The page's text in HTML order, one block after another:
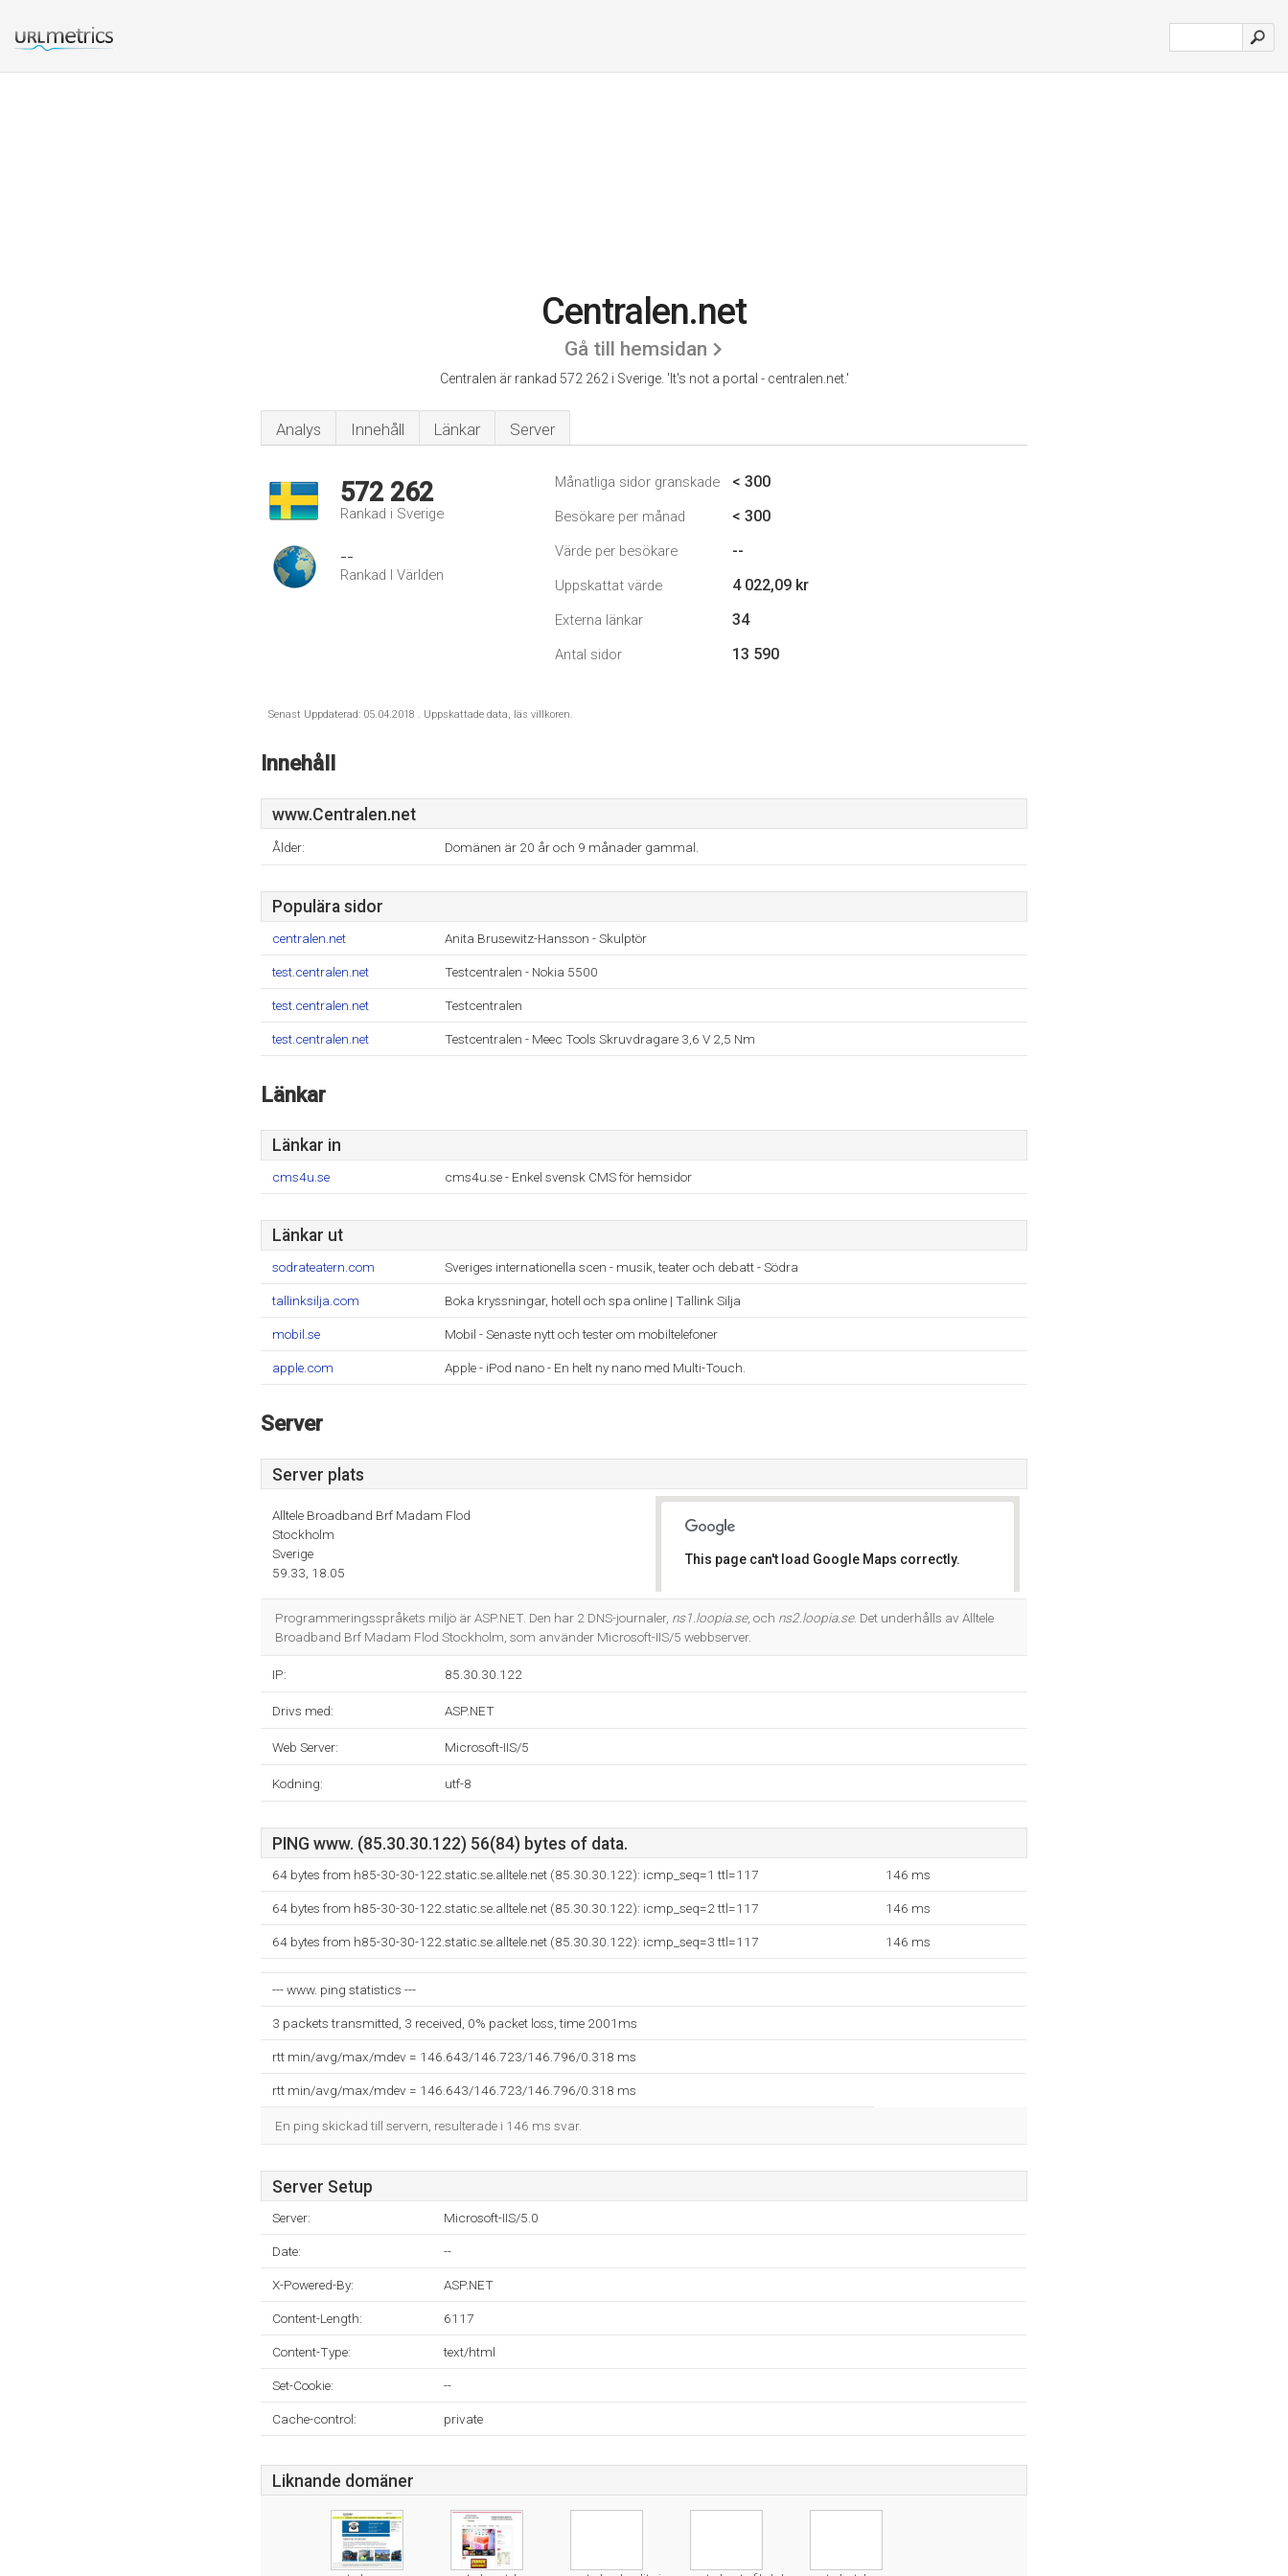
Centralen.net
Gå till hemsidan
Centralen är rankad 572 262 i Sverige. 'It's not a portal - centralen.net.'
Analys Innehåll Länkar Server
572 262
Rankad i Sverige
--
Rankad I Världen
Månatliga sidor granskade < 300
Besökare per månad < 300
Värde per besökare --
Uppskattat värde 4 022,09 kr
Externa länkar 34
Antal sidor 13 590
Senast Uppdaterad: 05.04.2018 . Uppskattade data, läs villkoren.
Innehåll
www.Centralen.net
Ålder: Domänen är 20 år och 9 månader gammal.
Populära sidor
centralen.net Anita Brusewitz-Hansson - Skulptör
test.centralen.net Testcentralen - Nokia 5500
test.centralen.net Testcentralen
test.centralen.net Testcentralen - Meec Tools Skruvdragare 3,6 V 2,5 Nm
Länkar
Länkar in
cms4u.se cms4u.se - Enkel svensk CMS för hemsidor
Länkar ut
sodrateatern.com Sveriges internationella scen - musik, teater och debatt - Södra
tallinksilja.com Boka kryssningar, hotell och spa online | Tallink Silja
mobil.se Mobil - Senaste nytt och tester om mobiltelefoner
apple.com Apple - iPod nano - En helt ny nano med Multi-Touch.
Server
Server plats
Alltele Broadband Brf Madam Flod
Stockholm
Sverige
59.33, 18.05
This page can't load Google Maps correctly.
Programmeringsspråkets miljö är ASP.NET. Den har 2 DNS-journaler, ns1.loopia.se, och ns2.loopia.se. Det underhålls av Alltele
Broadband Brf Madam Flod Stockholm, som använder Microsoft-IIS/5 webbserver.
IP: 85.30.30.122
Drivs med: ASP.NET
Web Server: Microsoft-IIS/5
Kodning: utf-8
PING www. (85.30.30.122) 56(84) bytes of data.
64 bytes from h85-30-30-122.static.se.alltele.net (85.30.30.122): icmp_seq=1 ttl=117 146 ms
64 bytes from h85-30-30-122.static.se.alltele.net (85.30.30.122): icmp_seq=2 ttl=117 146 ms
64 bytes from h85-30-30-122.static.se.alltele.net (85.30.30.122): icmp_seq=3 ttl=117 146 ms
--- www. ping statistics ---
3 packets transmitted, 3 received, 0% packet loss, time 2001ms
rtt min/avg/max/mdev = 146.643/146.723/146.796/0.318 ms
rtt min/avg/max/mdev = 146.643/146.723/146.796/0.318 ms
En ping skickad till servern, resulterade i 146 ms svar.
Server Setup
Server: Microsoft-IIS/5.0
Date: --
X-Powered-By: ASP.NET
Content-Length: 6117
Content-Type: text/html
Set-Cookie: --
Cache-control: private
Liknande domäner